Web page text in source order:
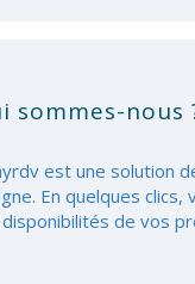
sommes-nous
est une solution
En quelques
de vos